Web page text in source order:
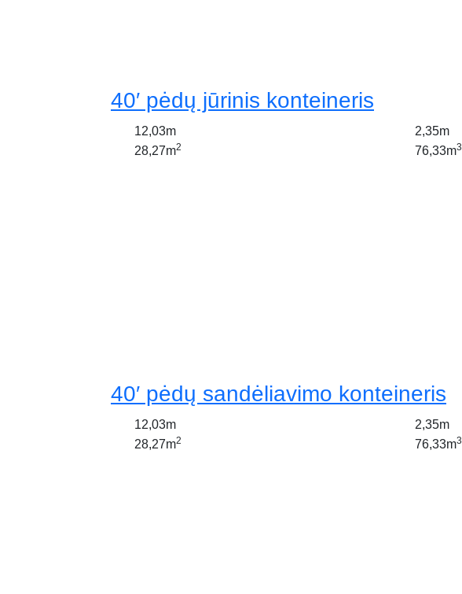
40′ pėdų jūrinis konteineris
12,03m 2,35m
28,27m2 76,33m3
40′ pėdų sandėliavimo konteineris
12,03m 2,35m
28,27m2 76,33m3